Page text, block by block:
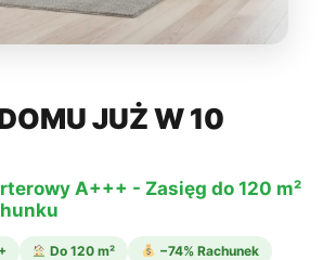
JUŻ W 10
A+++ - Zasięg do 120 m²
Do 120 m² −74% Rachunek